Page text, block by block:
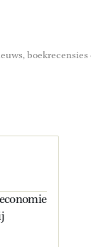
boekrecensies